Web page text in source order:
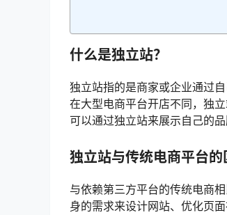
什么是独立站？
独立站指的是商家或企业通过
在大型电商平台开店不同，独
可以通过独立站来展示自己的
独立站与传统电商平台的
与依赖第三方平台的传统电商
身的需求来设计网站、优化页